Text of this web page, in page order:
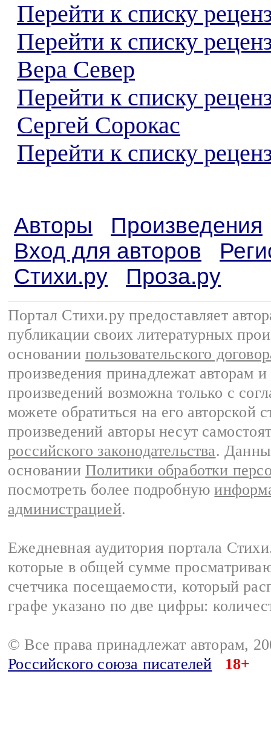
Перейти к списку
Перейти к списку
Вера Север
Перейти к списку
Сергей Сорокас
Перейти к списку
Авторы
Произведения
Вход для авторов
Стихи.ру
Проза.ру
Портал Стихи.ру предоставляет
публикации своих литературных
основании пользовательского
произведения принадлежат авторам
произведений возможна только с
можете обратиться на его авторской
произведений авторы несут
российского законодательства.
основании Политики обработки
посмотреть более подробную
администрацией.
Ежедневная аудитория портала
которые в общей сумме
счетчика посещаемости, который
графе указано по две цифры:
© Все права принадлежат авторам,
Российского союза писателей
18+